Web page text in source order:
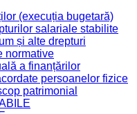
(execuția bugetară)
salariale stabilite
și alte drepturi
normative
a finanțărilor
persoanelor fizice
patrimonial